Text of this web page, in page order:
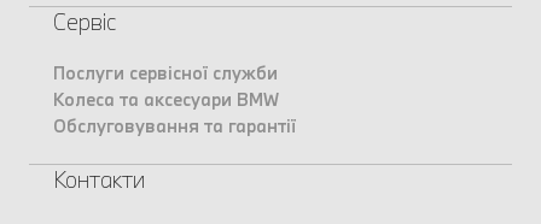
Сервіс
Послуги сервісної служби
Колеса та аксесуари BMW
Обслуговування та гарантії
Контакти